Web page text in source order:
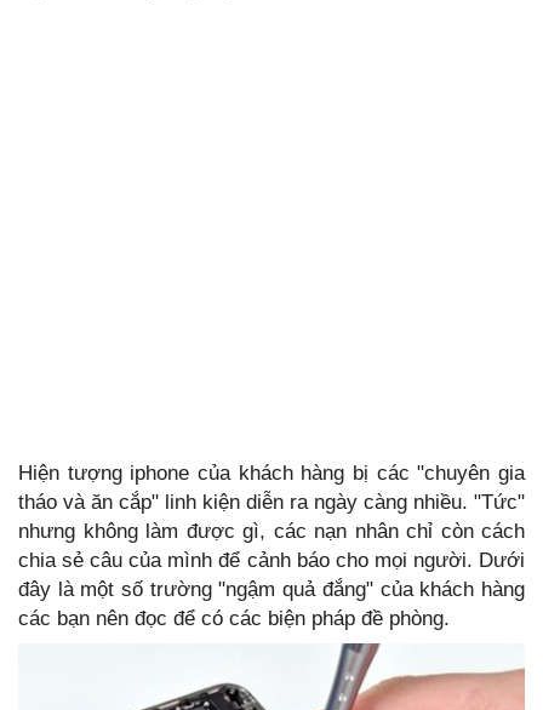
Hiện tượng iphone của khách hàng bị các "chuyên gia
tháo và ăn cắp" linh kiện diễn ra ngày càng nhiều. "Tức"
nhưng không làm được gì, các nạn nhân chỉ còn cách
chia sẻ câu của mình để cảnh báo cho mọi người. Dưới
đây là một số trường "ngậm quả đắng" của khách hàng
các bạn nên đọc để có các biện pháp đề phòng.